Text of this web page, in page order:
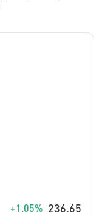
+1.05% 236.65